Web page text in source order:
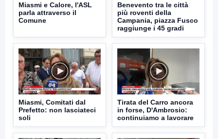
Miasmi e Calore, l'ASL
parla attraverso il
Comune
Benevento tra le città
più roventi della
Campania, piazza Fusco
raggiunge i 45 gradi
Miasmi, Comitati dal
Prefetto: non lasciateci
soli
Tirata del Carro ancora
in forse, D'Ambrosio:
continuiamo a lavorare